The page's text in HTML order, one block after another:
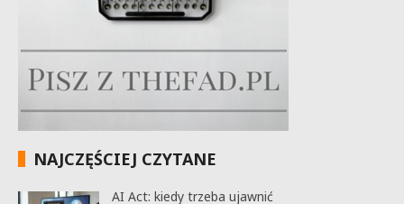
NAJCZĘŚCIEJ CZYTANE
AI Act: kiedy trzeba ujawnić